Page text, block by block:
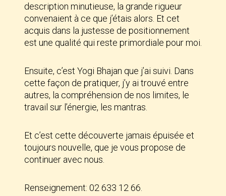
description minutieuse, la grande rigueur
convenaient à ce que j’étais alors. Et cet
acquis dans la justesse de positionnement
est une qualité qui reste primordiale pour moi.
Ensuite, c’est Yogi Bhajan que j’ai suivi. Dans
cette façon de pratiquer, j’y ai trouvé entre
autres, la compréhension de nos limites, le
travail sur l’énergie, les mantras.
Et c’est cette découverte jamais épuisée et
toujours nouvelle, que je vous propose de
continuer avec nous.
Renseignement: 02 633 12 66.